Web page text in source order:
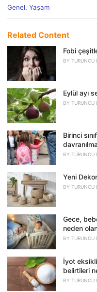
C
e
e
:
Genel, Yaşam
Related Content
Fobi
BY TURUNCU
Eylül ayı
BY TURUNCU
Birinci
BY TURUNCU
Yeni
BY TURUNCU
Gece,
neden
BY TURUNCU
İyot
belirtileri
BY TURUNCU